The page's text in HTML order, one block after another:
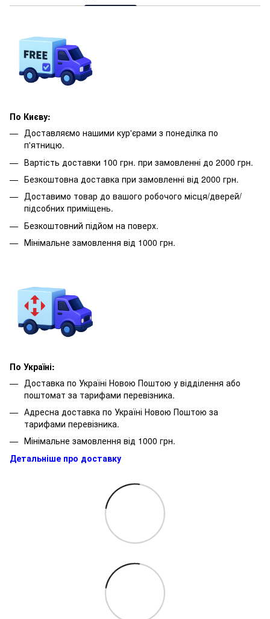
По Києву:
Доставляємо нашими кур'єрами з понеділка по
п'ятницю.
Вартість доставки 100 грн. при замовленні до 2000 грн.
Безкоштовна доставка при замовленні від 2000 грн.
Доставимо товар до вашого робочого місця/дверей/
підсобних приміщень.
Безкоштовний підйом на поверх.
Мінімальне замовлення від 1000 грн.
По Україні:
Доставка по Україні Новою Поштою у відділення або
поштомат за тарифами перевізника.
Адресна доставка по Україні Новою Поштою за
тарифами перевізника.
Мінімальне замовлення від 1000 грн.
Детальніше про доставку